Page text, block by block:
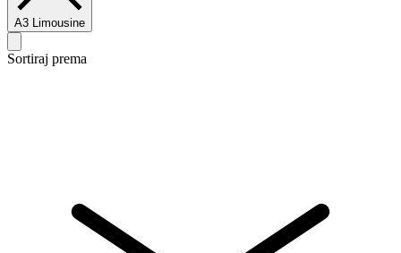
A3 Limousine
Sortiraj prema